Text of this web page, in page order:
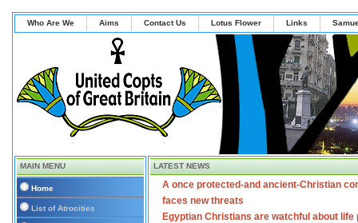
Who Are We Aims Contact Us Lotus Flower Links
MAIN MENU
Home
List of Atrocities
LATEST NEWS
A once protected-and ancient-Christian
faces new threats
Egyptian Christians are watchful about life